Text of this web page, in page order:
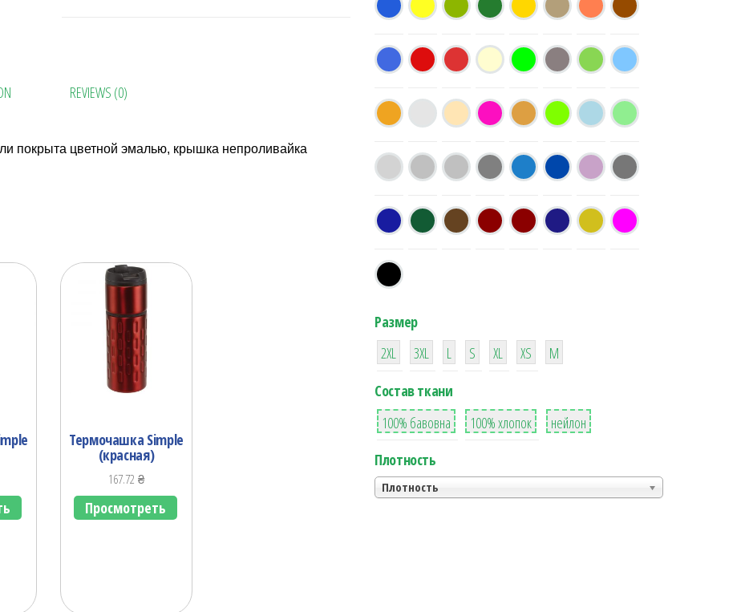
REVIEWS (0)
покрыта цветной эмалью, крышка непроливайка
Термочашка Simple
(красная)
167.72 ₴
Просмотреть
Размер
38
2XL
16
3XL
42
L
42
S
42
XL XS
М
Состав ткани
8
100% бавовна
36
100% хлопок
2
нейлон
Плотность
Плотность